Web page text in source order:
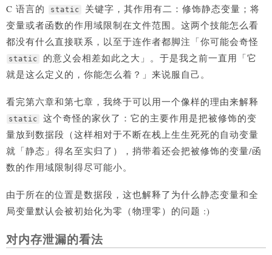
C 语言的 static
关键字，其作用有二：修饰静态变量；将
变量或者函数的作用域限制在文件范围。这两个技能怎么看
都没有什么直接联系，以至于连作者都脚注「你可能会奇怪
static
的意义会相差如此之大」。于是我之前一直用「它
就是这么定义的，你能怎么着？」来说服自己。
看完第六章和第七章，我终于可以用一个像样的理由来解释
static
这个奇怪的家伙了：它的主要作用是把被修饰的变
量放到数据段（这样相对于不断在栈上生生死死的自动变量
就「静态」得名至实归了），捎带着还会把被修饰的变量/函
数的作用域限制得尽可能小。
由于所在的位置是数据段，这也解释了为什么静态变量和全
局变量默认会被初始化为零（物理零）的问题 :)
对内存泄漏的看法